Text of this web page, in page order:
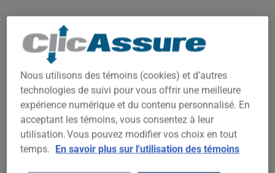
550I
2010
TOUTES LES VILLES
Nous utilisons des témoins (cookies) et d’autres
technologies de suivi pour vous offrir une meilleure
expérience numérique et du contenu personnalisé. En
acceptant les témoins, vous consentez à leur
utilisation. Vous pouvez modifier vos choix en tout
temps. En savoir plus sur l'utilisation des témoins